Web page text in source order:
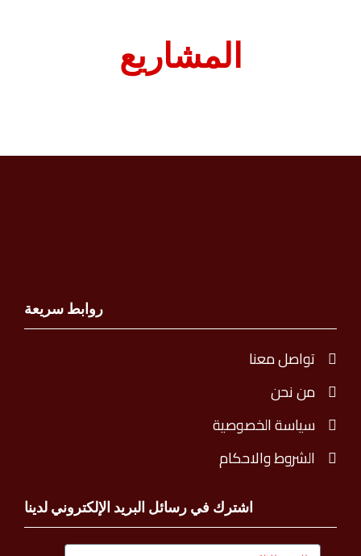
المشاريع
روابط سريعة
تواصل معنا
من نحن
سياسة الخصوصية
الشروط والاحكام
اشترك في رسائل البريد الإلكتروني لدينا